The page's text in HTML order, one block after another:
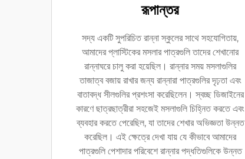
রূপান্তর
সদ্য একটি সুপরিচিত রান্না স্কুলের সাথে সহযোগিতায়,
আমাদের প্লাস্টিকের মসলার পাত্রগুলি তাদের শেখানোর
রান্নাঘরে চালু করা হয়েছিল। রান্নার সময় মসলাগুলির
তাজাত্ব বজায় রাখার জন্য রান্নারা পাত্রগুলির দৃঢ়তা এবং
বাতাবদ্ধ সীলগুলির প্রশংসা করেছিলেন। স্বচ্ছ ডিজাইনের
কারণে ছাত্রছাত্রীরা সহজেই মসলাগুলি চিহ্নিত করতে এবং
ব্যবহার করতে পেরেছিল, যা তাদের শেখার অভিজ্ঞতা উন্নত
করেছিল। এই ক্ষেত্রে দেখা যায় যে কীভাবে আমাদের
পাত্রগুলি পেশাদার পরিবেশে রান্নার পদ্ধতিগুলিকে উন্নত